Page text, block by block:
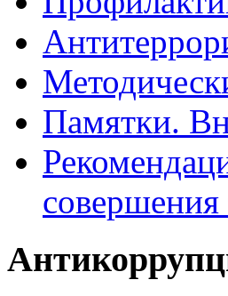
Памятки.
совершения